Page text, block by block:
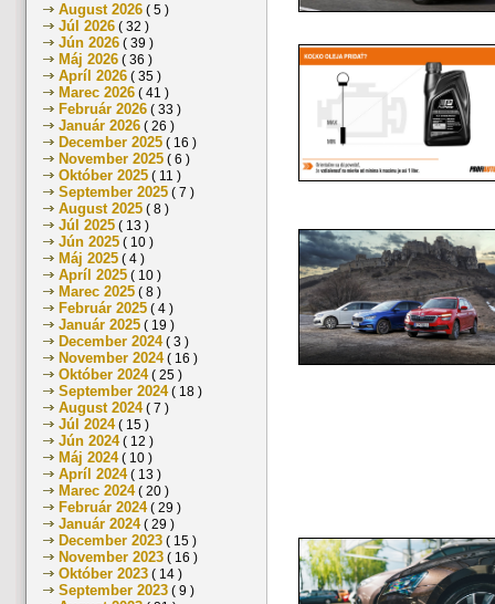
August 2026 ( 5 )
Júl 2026 ( 32 )
Jún 2026 ( 39 )
Máj 2026 ( 36 )
Apríl 2026 ( 35 )
Marec 2026 ( 41 )
Február 2026 ( 33 )
Január 2026 ( 26 )
December 2025 ( 16 )
November 2025 ( 6 )
Október 2025 ( 11 )
September 2025 ( 7 )
August 2025 ( 8 )
Júl 2025 ( 13 )
Jún 2025 ( 10 )
Máj 2025 ( 4 )
Apríl 2025 ( 10 )
Marec 2025 ( 8 )
Február 2025 ( 4 )
Január 2025 ( 19 )
December 2024( 3 )
November 2024( 16 )
Október 2024( 25 )
September 2024( 18 )
August 2024( 7 )
Júl 2024( 15 )
Jún 2024( 12 )
Máj 2024( 10 )
Apríl 2024( 13 )
Marec 2024( 20 )
Február 2024( 29 )
Január 2024( 29 )
December 2023 ( 15 )
November 2023 ( 16 )
Október 2023 ( 14 )
September 2023 ( 9 )